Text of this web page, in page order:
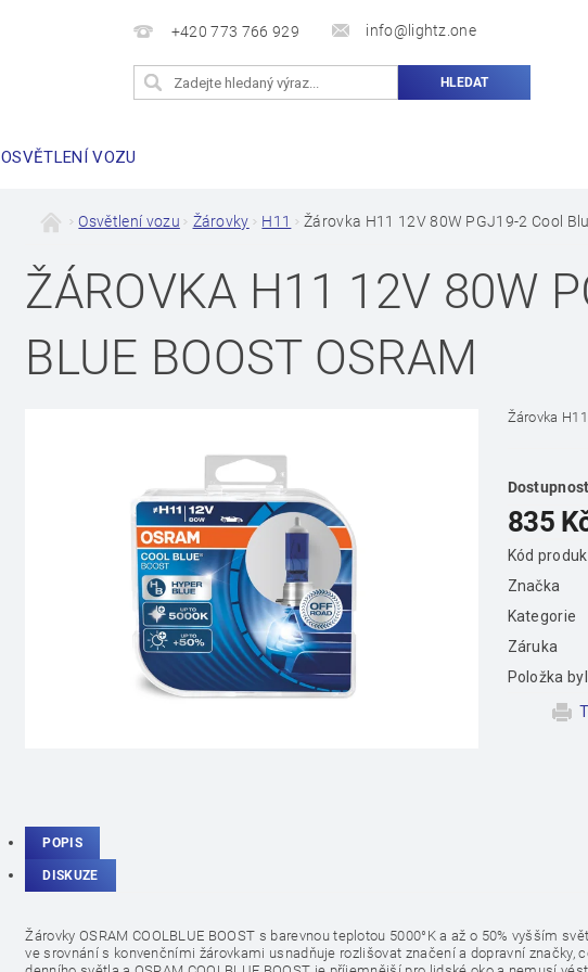
+420 773 766 929 info@lightz.one
OSVĚTLENÍ VOZU
Osvětlení vozu Žárovky H11 Žárovka H11 12V 80W PGJ19-2 Cool
ŽÁROVKA H11 12V 80W
BLUE BOOST OSRAM
Žárovka
Dostupnost
835
Kód
Značka
Kategorie
Záruka
Položka
POPIS
DISKUZE
Žárovky OSRAM COOLBLUE BOOST s barevnou teplotou 5000°K a až o 50% vyšším
ve srovnání s konvenčními žárovkami usnadňuje rozlišovat značení a dopravní značky,